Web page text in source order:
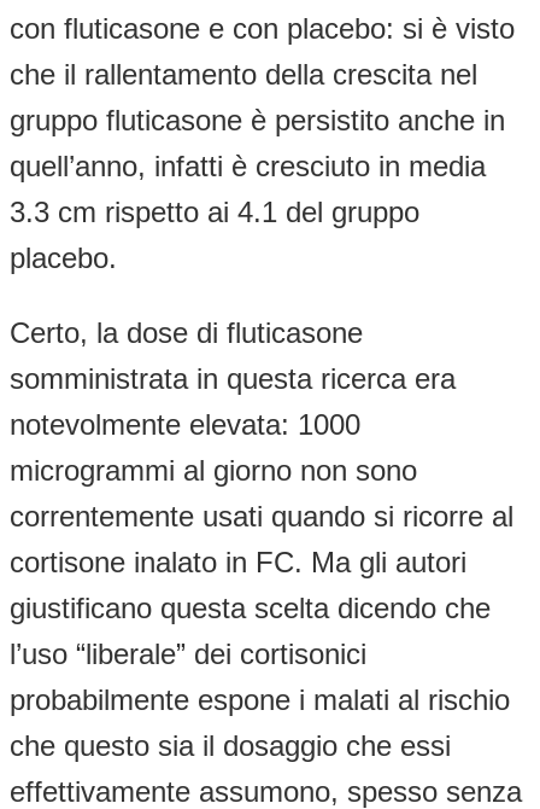
con fluticasone e con placebo: si è visto
che il rallentamento della crescita nel
gruppo fluticasone è persistito anche in
quell’anno, infatti è cresciuto in media
3.3 cm rispetto ai 4.1 del gruppo
placebo.
Certo, la dose di fluticasone
somministrata in questa ricerca era
notevolmente elevata: 1000
microgrammi al giorno non sono
correntemente usati quando si ricorre al
cortisone inalato in FC. Ma gli autori
giustificano questa scelta dicendo che
l’uso “liberale” dei cortisonici
probabilmente espone i malati al rischio
che questo sia il dosaggio che essi
effettivamente assumono, spesso senza